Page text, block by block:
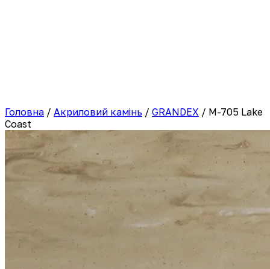
Головна / Акриловий камінь / GRANDEX / M-705 Lake
Coast